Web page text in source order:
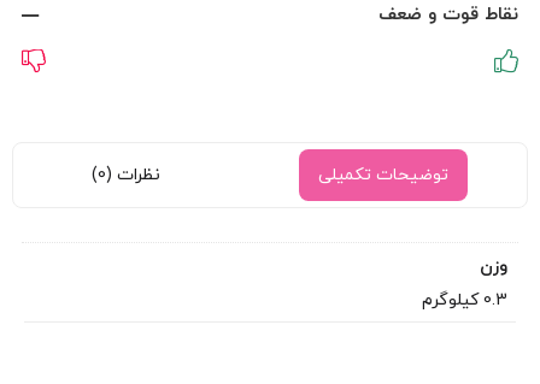
نقاط قوت و ضعف
توضیحات تکمیلی نظرات (0)
وزن
0.3 کیلوگرم